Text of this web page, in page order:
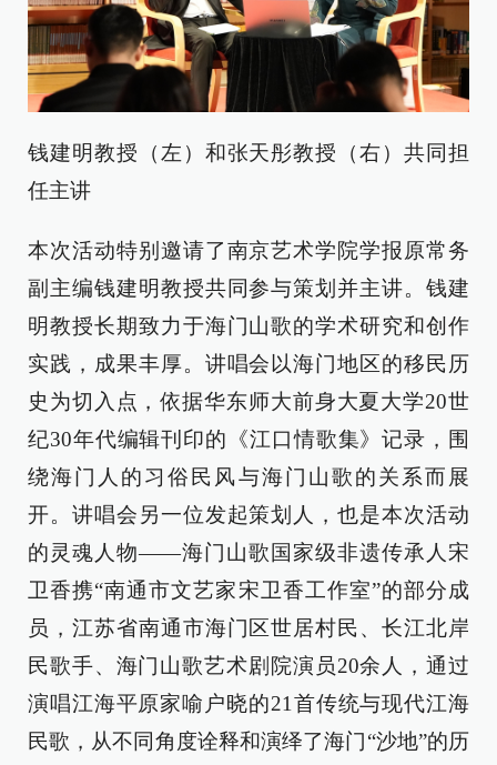
钱建明教授（左）和张天彤教授（右）共同担
任主讲
本次活动特别邀请了南京艺术学院学报原常务
副主编钱建明教授共同参与策划并主讲。钱建
明教授长期致力于海门山歌的学术研究和创作
实践，成果丰厚。讲唱会以海门地区的移民历
史为切入点，依据华东师大前身大夏大学20世
纪30年代编辑刊印的《江口情歌集》记录，围
绕海门人的习俗民风与海门山歌的关系而展
开。讲唱会另一位发起策划人，也是本次活动
的灵魂人物——海门山歌国家级非遗传承人宋
卫香携“南通市文艺家宋卫香工作室”的部分成
员，江苏省南通市海门区世居村民、长江北岸
民歌手、海门山歌艺术剧院演员20余人，通过
演唱江海平原家喻户晓的21首传统与现代江海
民歌，从不同角度诠释和演绎了海门“沙地”的历